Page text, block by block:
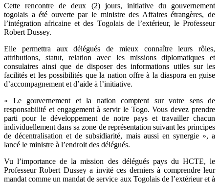
Cette rencontre de deux (2) jours, initiative du gouvernement
togolais a été ouverte par le ministre des Affaires étrangères, de
l’intégration africaine et des Togolais de l’extérieur, le Professeur
Robert Dussey.
Elle permettra aux délégués de mieux connaître leurs rôles,
attributions, statut, relation avec les missions diplomatiques et
consulaires ainsi que de disposer des informations utiles sur les
facilités et les possibilités que la nation offre à la diaspora en guise
d’accompagnement et d’aide à l’initiative.
« Le gouvernement et la nation comptent sur votre sens de
responsabilité et engagement à servir le Togo. Vous devez prendre
parti pour le développement de notre pays et travailler chacun
individuellement dans sa zone de représentation suivant les principes
de décentralisation et de subsidiarité, mais aussi en synergie », a
lancé le ministre à l’endroit des délégués.
Vu l’importance de la mission des délégués pays du HCTE, le
Professeur Robert Dussey a invité ces derniers à comprendre leur
mandat comme un mandat de service aux Togolais de l’extérieur et à